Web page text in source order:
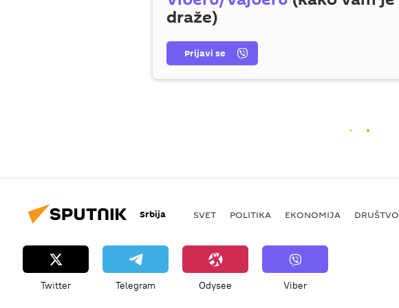
draže)
Prijavi se
Srbija SVET POLITIKA EKONOMIJA DRUŠTVO
Twitter Telegram Odysee Viber